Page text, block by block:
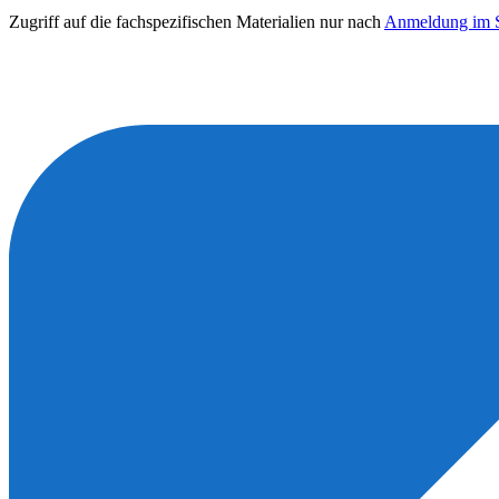
Zugriff auf die fachspezifischen Materialien nur nach Anmeldung im